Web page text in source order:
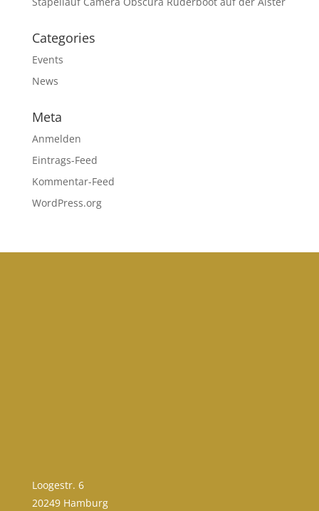
Categories
Events
News
Meta
Anmelden
Eintrags-Feed
Kommentar-Feed
WordPress.org
Loogestr. 6
20249 Hamburg